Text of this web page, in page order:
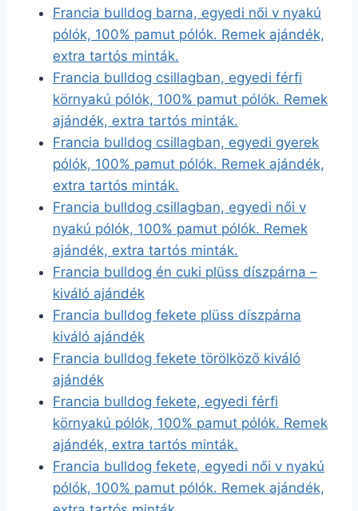
Francia bulldog barna, egyedi női v nyakú
pólók, 100% pamut pólók. Remek ajándék,
extra tartós minták.
Francia bulldog csillagban, egyedi férfi
környakú pólók, 100% pamut pólók. Remek
ajándék, extra tartós minták.
Francia bulldog csillagban, egyedi gyerek
pólók, 100% pamut pólók. Remek ajándék,
extra tartós minták.
Francia bulldog csillagban, egyedi női v
nyakú pólók, 100% pamut pólók. Remek
ajándék, extra tartós minták.
Francia bulldog én cuki plüss díszpárna –
kiváló ajándék
Francia bulldog fekete plüss díszpárna
kiváló ajándék
Francia bulldog fekete törölköző kiváló
ajándék
Francia bulldog fekete, egyedi férfi
környakú pólók, 100% pamut pólók. Remek
ajándék, extra tartós minták.
Francia bulldog fekete, egyedi női v nyakú
pólók, 100% pamut pólók. Remek ajándék,